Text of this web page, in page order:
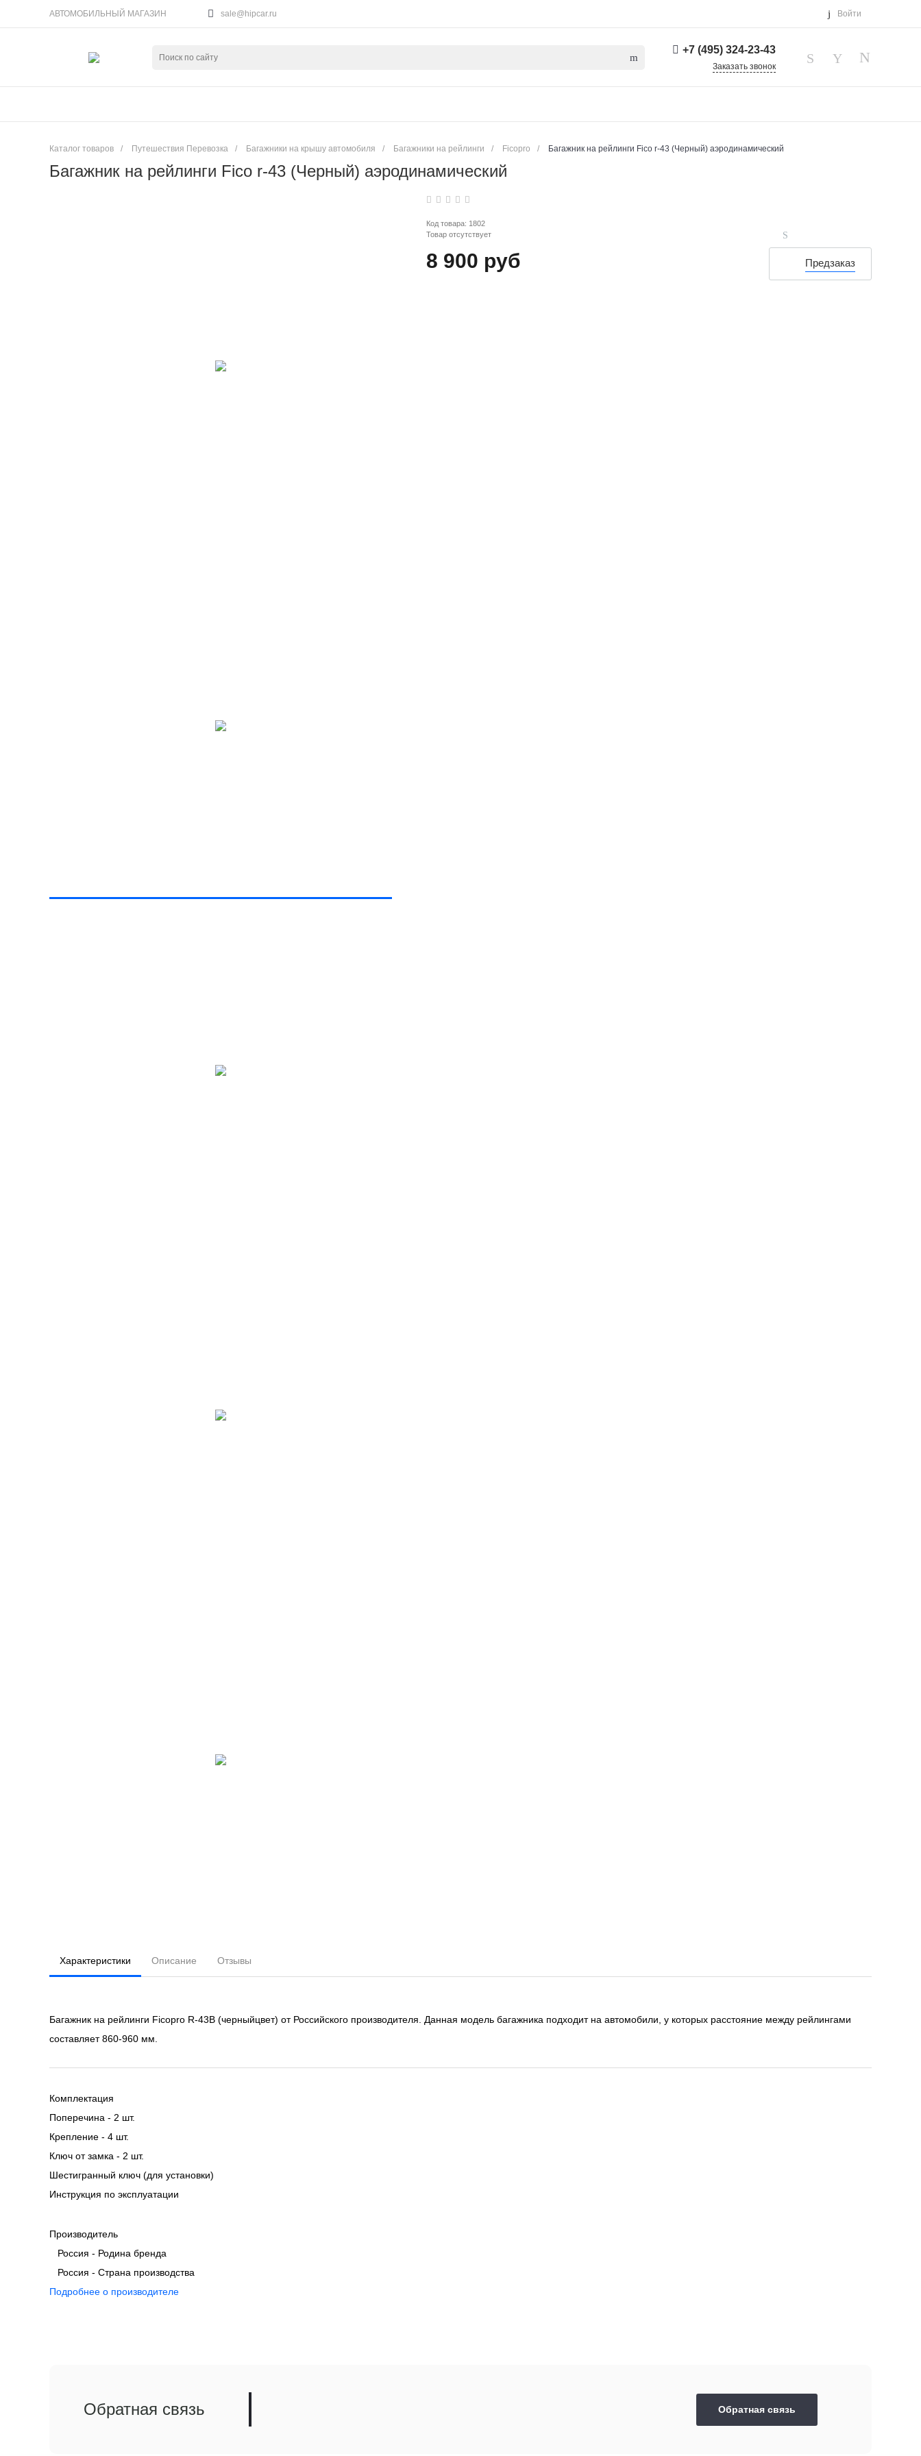
АВТОМОБИЛЬНЫЙ МАГАЗИН sale@hipcar.ru Войти
+7 (495) 324-23-43
Заказать звонок
Каталог товаров / Путешествия Перевозка / Багажники на крышу автомобиля / Багажники на рейлинги / Ficopro / Багажник на рейлинги Fico r-43 (Черный) аэродинамический
Багажник на рейлинги Fico r-43 (Черный) аэродинамический
Код товара: 1802
Товар отсутствует
8 900 руб Предзаказ
Характеристики Описание Отзывы
Багажник на рейлинги Ficopro R-43B (черныйцвет) от Российского производителя. Данная модель багажника подходит на автомобили, у которых расстояние между рейлингами
составляет 860-960 мм.
Комплектация
Поперечина - 2 шт.
Крепление - 4 шт.
Ключ от замка - 2 шт.
Шестигранный ключ (для установки)
Инструкция по эксплуатации
Производитель
Россия - Родина бренда
Россия - Страна производства
Подробнее о производителе
Обратная связь Обратная связь